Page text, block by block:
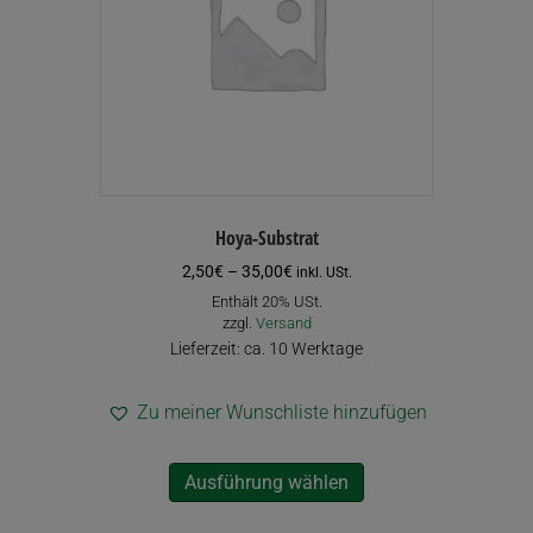
Hoya-Substrat
2,50€ – 35,00€Preisspanne:
2,50€
bis
35,00€
inkl. USt.
Enthält 20% USt.
zzgl. Versand
Lieferzeit: ca. 10 Werktage
Zu meiner Wunschliste hinzufügen
Ausführung wählen